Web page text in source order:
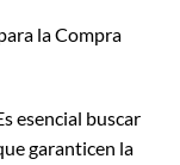
la Compra
esencial buscar
garanticen la